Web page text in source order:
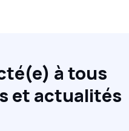
à tous
et actualités